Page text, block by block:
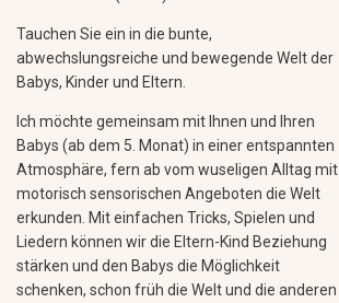
Tauchen Sie ein in die bunte,
abwechslungsreiche und bewegende Welt der
Babys, Kinder und Eltern.
Ich möchte gemeinsam mit Ihnen und Ihren
Babys (ab dem 5. Monat) in einer entspannten
Atmosphäre, fern ab vom wuseligen Alltag mit
motorisch sensorischen Angeboten die Welt
erkunden. Mit einfachen Tricks, Spielen und
Liedern können wir die Eltern-Kind Beziehung
stärken und den Babys die Möglichkeit
schenken, schon früh die Welt und die anderen